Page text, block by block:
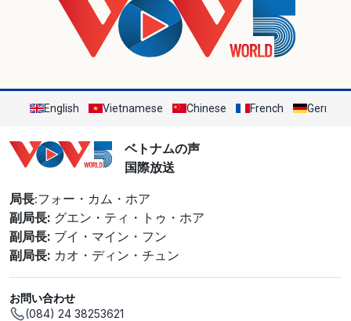
English Vietnamese Chinese French German
ベトナムの声
国際放送
局長:フォー・カム・ホア
副局長: グエン・ティ・トゥ・ホア
副局長: ブイ・マイン・フン
副局長: カオ・ディン・チュン
お問い合わせ
(084) 24 38253621